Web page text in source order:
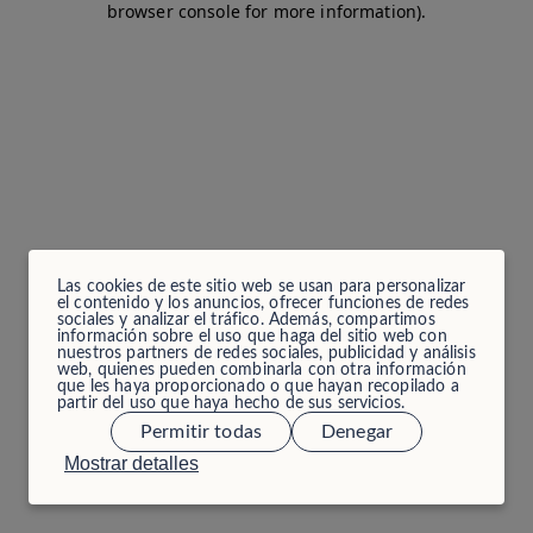
Las cookies de este sitio web se usan para personalizar
el contenido y los anuncios, ofrecer funciones de redes
sociales y analizar el tráfico. Además, compartimos
información sobre el uso que haga del sitio web con
nuestros partners de redes sociales, publicidad y análisis
web, quienes pueden combinarla con otra información
que les haya proporcionado o que hayan recopilado a
partir del uso que haya hecho de sus servicios.
Mostrar detalles
Permitir todas Denegar
browser console for more information).